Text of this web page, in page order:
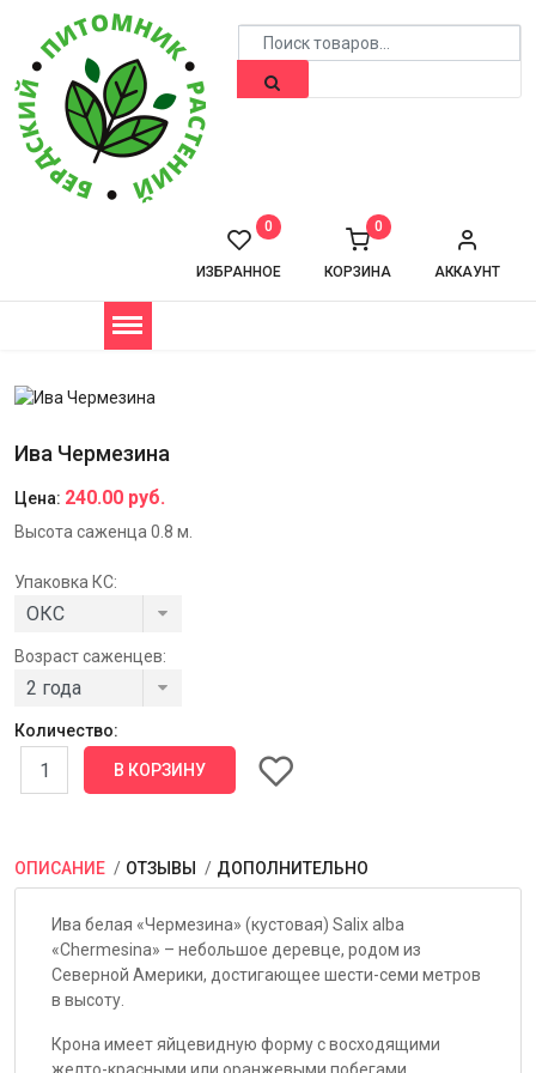
АККАУНТ
КОРЗИНА
0
ИЗБРАННОЕ
0
Ива Чермезина
Цена: 240.00 руб.
Высота саженца 0.8 м.
Упаковка КС:
Возраст саженцев:
Количество:
ОПИСАНИЕ ОТЗЫВЫ ДОПОЛНИТЕЛЬНО
Ива белая «Чермезина» (кустовая) Salix alba
«Chermesina» – небольшое деревце, родом из
Северной Америки, достигающее шести-семи метров
в высоту.
Крона имеет яйцевидную форму с восходящими